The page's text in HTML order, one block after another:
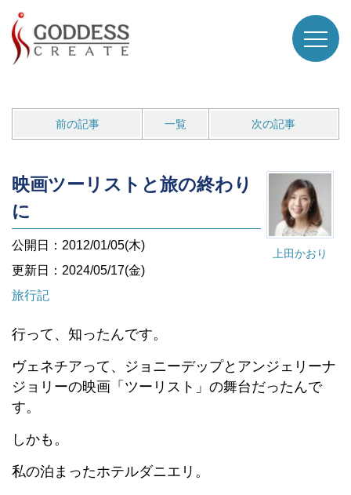
前の記事 一覧 次の記事
上田かおり
映画ツーリストと旅の終わり
に
公開日：2012/01/05(木)
更新日：2024/05/17(金)
旅行記
行って、知ったんです。
ヴェネチアって、ジョニーデップとアンジェリーナ
ジョリーの映画「ツーリスト」の舞台だったんで
す。
しかも。
私の泊まったホテルダニエリ。